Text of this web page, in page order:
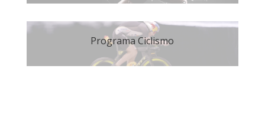
Programa Ciclismo